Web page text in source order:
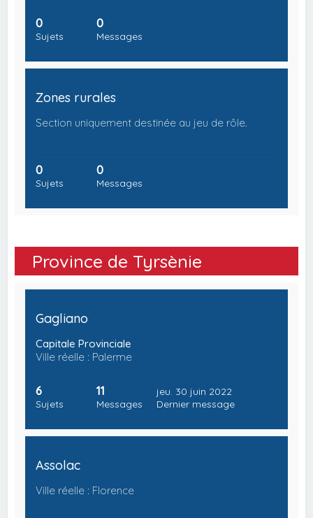
0
Sujets
0
Messages
Zones rurales
Section uniquement destinée au jeu de rôle.
0
Sujets
0
Messages
Province de Tyrsènie
Gagliano
Capitale Provinciale
Ville réelle : Palerme
6
Sujets
11
Messages
jeu. 30 juin 2022
Dernier message
Assolac
Ville réelle : Florence